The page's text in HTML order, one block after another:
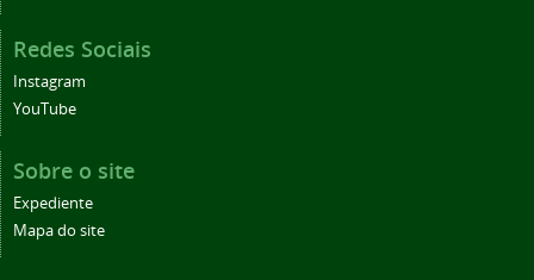
Redes Sociais
Instagram
YouTube
Sobre o site
Expediente
Mapa do site